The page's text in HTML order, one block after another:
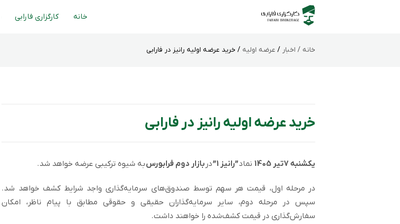
خانه کارگزاری فارابی
خانه / اخبار / عرضه اولیه / خرید عرضه اولیه رانیز در فارابی
خرید عرضه اولیه رانیز در فارابی
یکشنبه 7تیر 1405 نماد”رانیز 1” در بازار دوم فرابورسبه شیوه ترکیبی عرضه خواهد شد.
در مرحله اول، قیمت هر سهم توسط صندوق‌های سرمایه‌گذاری واجد شرایط کشف خواهد شد.
سپس در مرحله دوم، سایر سرمایه‌گذاران حقیقی و حقوقی مطابق با پیام ناظر، امکان
سفارش‌گذاری در قیمت کشف‌شده را خواهند داشت.